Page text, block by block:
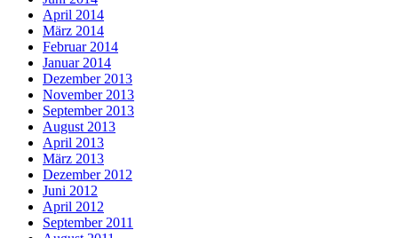
April 2014
März 2014
Februar 2014
Januar 2014
Dezember 2013
November 2013
September 2013
August 2013
April 2013
März 2013
Dezember 2012
Juni 2012
April 2012
September 2011